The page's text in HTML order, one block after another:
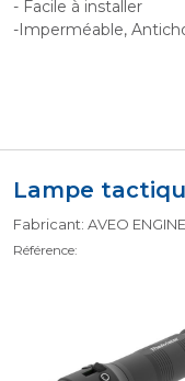
- Facile à installer
-Imperméable,
Lampe
Fabricant: AVEO
Référence: